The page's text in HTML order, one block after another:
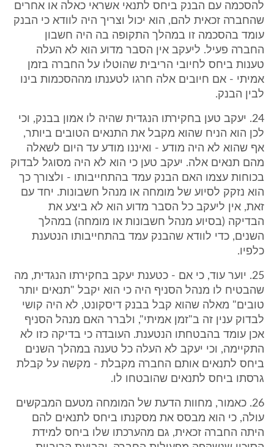
להסכמה עם הבנק ביחס לתנאי אשראי כאלה או אחרים
שהחברה זכאית להם, הוא יכול וצריך היה לוודא כי הבנק
עומד בהסכמה זו במהלך התקופה בה היה חשבון
החברה פעיל. ליעקב אין הסבר מדוע הוא לא העלה
טענות ביחס לחיובי הריבית שהוטלו על החברה בזמן
אמיתי - אם חיובים אלה חרגו לטענתו מההסכמות בינו
לבין הבנק.
24. יעקב טען בחקירתו הנגדית שהיה לו אמון בבנק, וכי
לכן הוא הניח שהוא מקבל את התנאים הטובים ביותר,
אף שהוא לא היה מודע - ואיננו מודע עד היום לשאלה
מהם תנאים אלה. יעקב טען כי הוא לא היה מסוגל לבדוק
בכוחות עצמו האם הבנק עמד בהתחייבותו - ולצורך כך
הוא נזקק לסיוע של מומחה או מנהל חשבונות. יחד עם
זאת, אין ליעקב כל הסבר מדוע הוא לא ביצע את
הבדיקה (בסיוע מנהל חשבונות או מומחה) במהלך
השנים, כדי לוודא שהבנק עמד בהתחייבותו הנטענת
כלפיו.
25. יוער עוד, כי אם - כטענת יעקב בחקירתו הנגדית, מה
שהבטיח לו מנהל הסניף היה כי הוא יקבל "תנאים יותר
טובים" מאלה שהוא קבל בבנק דיסקונט, לא היה קושי
לבדוק ענין זה ב"זמן אמיתי", ולברר האם מנהל הסניף
אכן עומד בהבטחתו הנטענת. העובדה כי בדיקה כזו לא
התקיימה, וכי יעקב לא העלה כל טענה במהלך השנים
ביחס לתנאים אותם החברה מקבלת - מקשה על קבלת
גרסתו ביחס לתנאים שהובטחו לו.
26. כאמור, מחוות הדעת של המומחה מטעם המבקשים
עולה, כי הוא מבסס את מסקנתו ביחס לתנאים להם
היתה החברה זכאית, גם מהערכתו שלו ביחס למידת